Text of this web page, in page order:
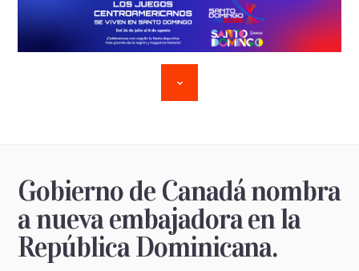
Gobierno de Canadá nombra
a nueva embajadora en la
República Dominicana.